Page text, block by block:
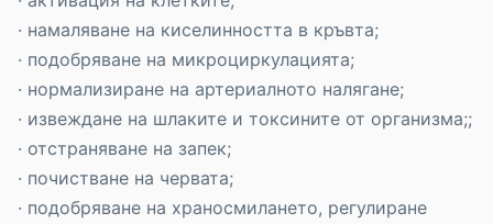
· намаляване на киселинността в кръвта;
· подобряване на микроциркулацията;
· нормализиране на артериалното налягане;
· извеждане на шлаките и токсините от организма;;
· отстраняване на запек;
· почистване на червата;
· подобряване на храносмилането, регулиране